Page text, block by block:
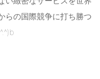
らの国際競争に打ち勝つ